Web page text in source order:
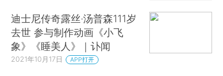
迪士尼传奇露丝·汤普森111岁
去世 参与制作动画《小飞
象》《睡美人》｜讣闻
2021年10月17日 APP打开